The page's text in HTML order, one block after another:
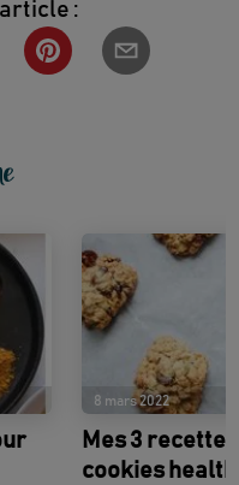
:
8 mars 2022
Mes 3
cookies